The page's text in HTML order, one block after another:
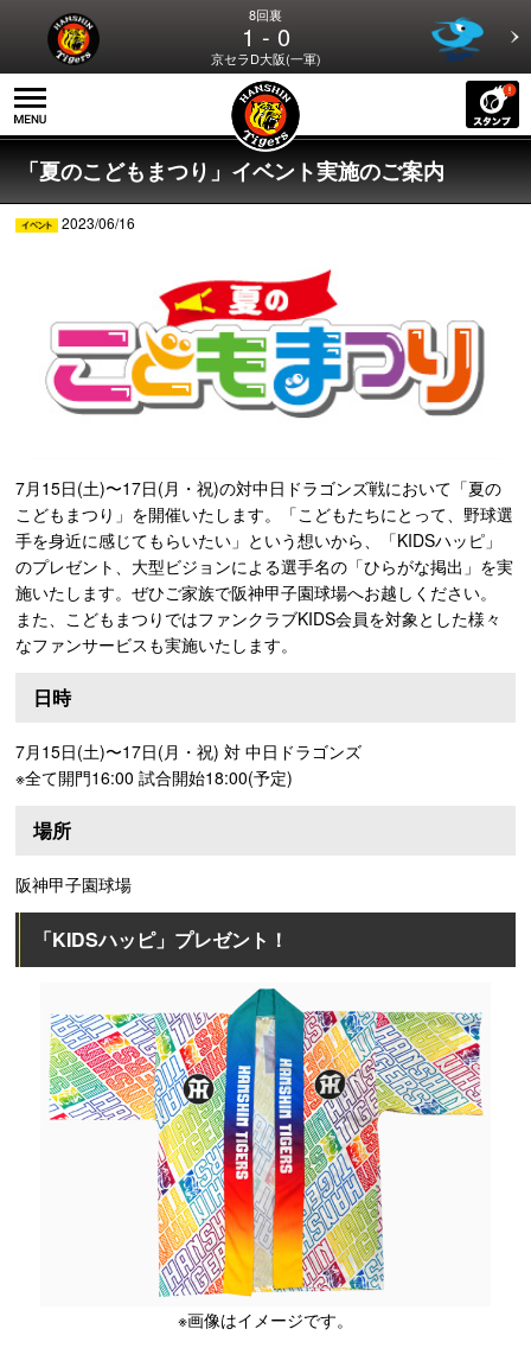
8回裏
1 - 0
京セラD大阪(一軍)
「夏のこどもまつり」イベント実施のご案内
2023/06/16
7月15日(土)〜17日(月・祝)の対中日ドラゴンズ戦において「夏の
こどもまつり」を開催いたします。「こどもたちにとって、野球選
手を身近に感じてもらいたい」という想いから、「KIDSハッピ」
のプレゼント、大型ビジョンによる選手名の「ひらがな掲出」を実
施いたします。ぜひご家族で阪神甲子園球場へお越しください。
また、こどもまつりではファンクラブKIDS会員を対象とした様々
なファンサービスも実施いたします。
日時
7月15日(土)〜17日(月・祝) 対 中日ドラゴンズ
※全て開門16:00 試合開始18:00(予定)
場所
阪神甲子園球場
「KIDSハッピ」プレゼント！
※画像はイメージです。